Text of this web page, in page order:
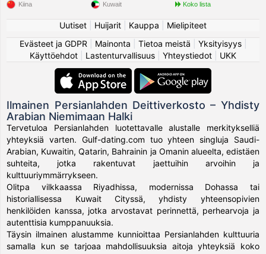
Kiina Kuwait Koko lista
Uutiset Huijarit Kauppa
Mielipiteet
Evästeet ja GDPR
Mainonta Tietoa meistä Yksityisyys|
Käyttöehdot
Lastenturvallisuus Yhteystiedot UKK
Ilmainen Persianlahden Deittiverkosto – Yhdisty
Arabian Niemimaan Halki
Tervetuloa Persianlahden luotettavalle alustalle merkitykselliä
yhteyksiä varten. Gulf-dating.com tuo yhteen singluja Saudi-
Arabian, Kuwaitin, Qatarin, Bahrainin ja Omanin alueelta, edistäen
suhteita, jotka rakentuvat jaettuihin arvoihin ja
kulttuuriymmärrykseen.
Olitpa vilkkaassa Riyadhissa, modernissa Dohassa tai
historiallisessa Kuwait Cityssä, yhdisty yhteensopivien
henkilöiden kanssa, jotka arvostavat perinnettä, perhearvoja ja
autenttisia kumppanuuksia.
Täysin ilmainen alustamme kunnioittaa Persianlahden kulttuuria
samalla kun se tarjoaa mahdollisuuksia aitoja yhteyksiä koko